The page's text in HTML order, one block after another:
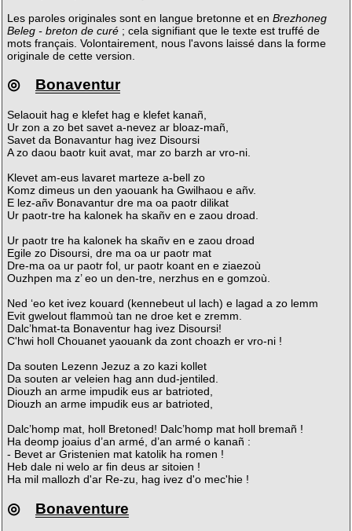
Les paroles originales sont en langue bretonne et en Brezhoneg
Beleg - breton de curé; cela signifiant que le texte est truffé de
mots français. Volontairement, nous l'avons laissé dans la forme
originale de cette version.
◎ Bonaventur
Selaouit hag e klefet hag e klefet kanañ,
Ur zon a zo bet savet a-nevez ar bloaz-mañ,
Savet da Bonavantur hag ivez Disoursi
A zo daou baotr kuit avat, mar zo barzh ar vro-ni.
Klevet am-eus lavaret marteze a-bell zo
Komz dimeus un den yaouank ha Gwilhaou e añv.
E lez-añv Bonavantur dre ma oa paotr dilikat
Ur paotr-tre ha kalonek ha skañv en e zaou droad.
Ur paotr tre ha kalonek ha skañv en e zaou droad
Egile zo Disoursi, dre ma oa ur paotr mat
Dre-ma oa ur paotr fol, ur paotr koant en e ziaezoù
Ouzhpen ma z’ eo un den-tre, nerzhus en e gomzoù.
Ned ‘eo ket ivez kouard (kennebeut ul lach) e lagad a zo lemm
Evit gwelout flammoù tan ne droe ket e zremm.
Dalc’hmat-ta Bonaventur hag ivez Disoursi!
C'hwi holl Chouanet yaouank da zont choazh er vro-ni !
Da souten Lezenn Jezuz a zo kazi kollet
Da souten ar veleien hag ann dud-jentiled.
Diouzh an arme impudik eus ar batrioted,
Diouzh an arme impudik eus ar batrioted,
Dalc’homp mat, holl Bretoned! Dalc’homp mat holl bremañ !
Ha deomp joaius d’an armé, d’an armé o kanañ :
- Bevet ar Gristenien mat katolik ha romen !
Heb dale ni welo ar fin deus ar sitoien !
Ha mil mallozh d'ar Re-zu, hag ivez d'o mec'hie !
◎ Bonaventure